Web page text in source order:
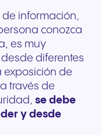
de información,
conozca
es muy
diferentes
exposición de
través de
se debe
y desde